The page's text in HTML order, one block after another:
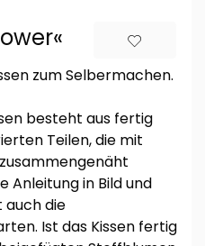
zum Selbermachen.
besteht aus fertig
Teilen, die mit
Anleitung in Bild und
auch die
Ist das Kissen fertig